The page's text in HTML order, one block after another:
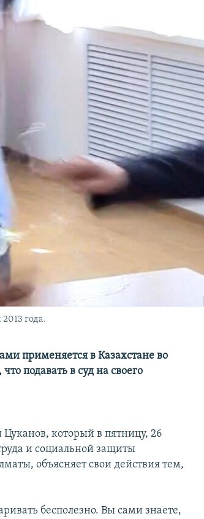
года.
применяется в Казахстане во
подавать в суд на своего
который в пятницу, 26
и социальной защиты
объясняет свои действия тем,
бесполезно. Вы сами знаете,